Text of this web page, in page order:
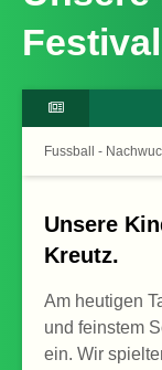
Fussball -
Unsere
Kreutz.
Am heutigen
und feinstem
ein. Wir